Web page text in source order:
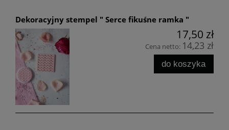
Dekoracyjny stempel " Serce fikuśne ramka "
17,50 zł
Cena netto: 14,23 zł
do koszyka